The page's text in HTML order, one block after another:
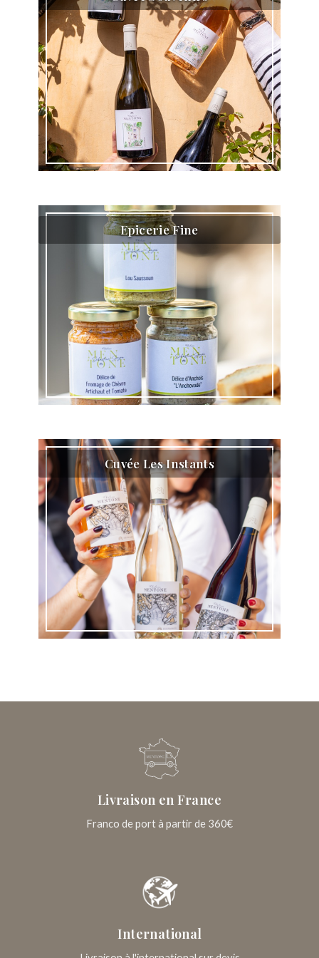
Epicerie Fine
Cuvée Les Instants
Livraison en France
Franco de port à partir de 360€
International